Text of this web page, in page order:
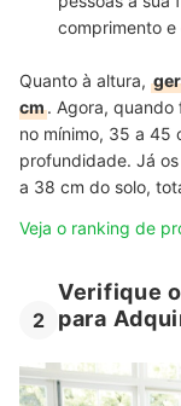
comprimento e
Quanto à altura,
cm. Agora, quando
no mínimo, 35 a 45
profundidade. Já
a 38 cm do solo,
Veja o ranking de
2
Verifique
para